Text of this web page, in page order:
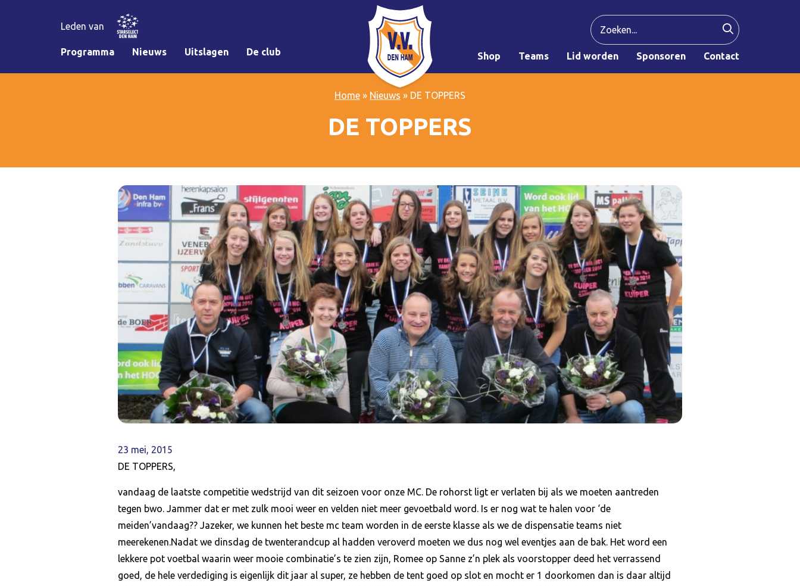
Leden van
Programma Nieuws Uitslagen De club Shop Teams Lid worden Sponsoren Contact
Home » Nieuws » DE TOPPERS
DE TOPPERS
23 mei, 2015
DE TOPPERS,
vandaag de laatste competitie wedstrijd van dit seizoen voor onze MC. De rohorst ligt er verlaten bij als we moeten aantreden
tegen bwo. Jammer dat er met zulk mooi weer en velden niet meer gevoetbald word. Is er nog wat te halen voor ‘de
meiden’vandaag?? Jazeker, we kunnen het beste mc team worden in de eerste klasse als we de dispensatie teams niet
meerekenen.Nadat we dinsdag de twenterandcup al hadden veroverd moeten we dus nog wel eventjes aan de bak. Het word een
lekkere pot voetbal waarin weer mooie combinatie’s te zien zijn, Romee op Sanne z’n plek als voorstopper deed het verrassend
goed, de hele verdediging is eigenlijk dit jaar al super, ze hebben de tent goed op slot en mocht er 1 doorkomen dan is daar altijd